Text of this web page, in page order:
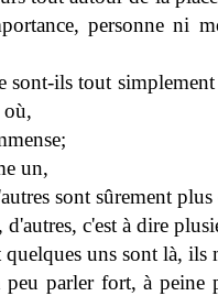
personne ni
sont-ils tout
où,
un,
sont sûrement
d'autres, c'est à dire
quelques uns sont là, ils
peu parler fort, à peine